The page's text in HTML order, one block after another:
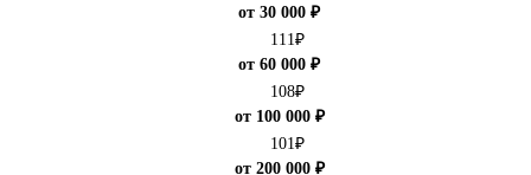
от 30 000 ₽
111₽
от 60 000 ₽
108₽
от 100 000 ₽
101₽
от 200 000 ₽